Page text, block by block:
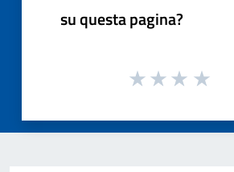
su questa pagina?